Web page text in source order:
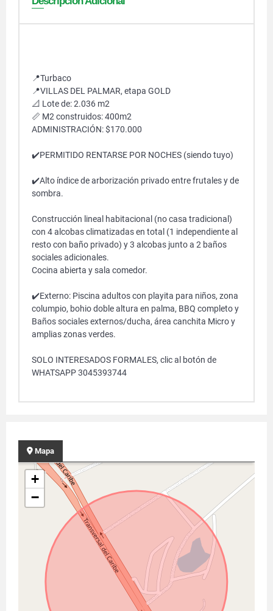
📍Turbaco
📍VILLAS DEL PALMAR, etapa GOLD
📐 Lote de: 2.036 m2
📏 M2 construidos: 400m2
ADMINISTRACIÓN: $170.000
✔️PERMITIDO RENTARSE POR NOCHES (siendo tuyo)
✔️Alto índice de arborización privado entre frutales y de
sombra.
Construcción lineal habitacional (no casa tradicional)
con 4 alcobas climatizadas en total (1 independiente al
resto con baño privado) y 3 alcobas junto a 2 baños
sociales adicionales.
Cocina abierta y sala comedor.
✔️Externo: Piscina adultos con playita para niños, zona
columpio, bohio doble altura en palma, BBQ completo y
Baños sociales externos/ducha, área canchita Micro y
amplias zonas verdes.
SOLO INTERESADOS FORMALES, clic al botón de
WHATSAPP 3045393744
Mapa
+
−